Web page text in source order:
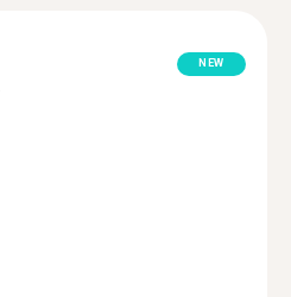
NEW